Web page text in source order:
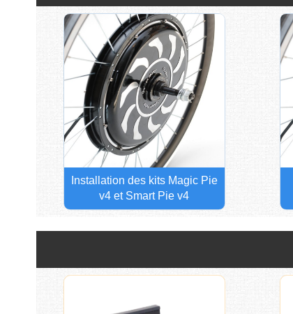
Installation des kits Magic Pie
v4 et Smart Pie v4